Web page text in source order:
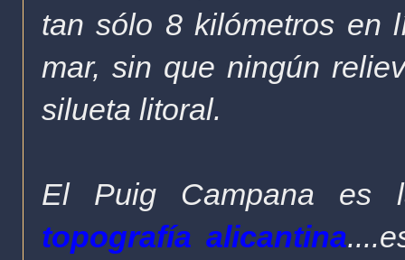
tan sólo 8 kilómetros en
mar, sin que ningún
silueta litoral.
El Puig Campana es
topografía alicantina